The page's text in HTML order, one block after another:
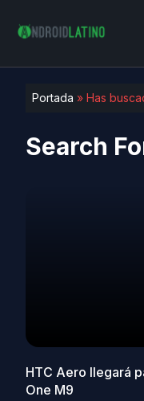
Portada » Has
Search
HTC Aero llegará
One M9